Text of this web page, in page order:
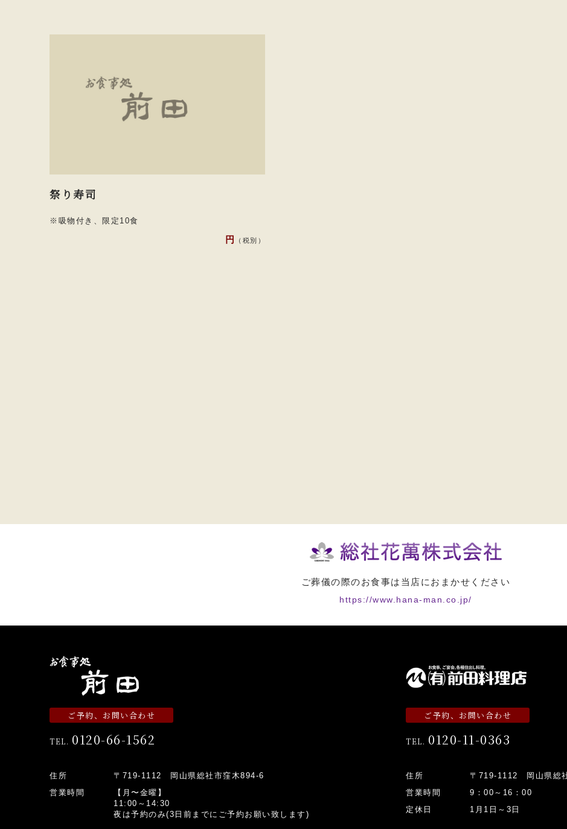
祭り寿司
※吸物付き、限定10食
円 （税別）
ご葬儀の際のお食事は当店におまかせください
https://www.hana-man.co.jp/
ご予約、お問い合わせ
TEL. 0120-66-1562
住所
〒719-1112 岡山県総社市窪木894-6
営業時間
【月〜金曜】
11:00～14:30
夜は予約のみ(3日前までにご予約お願い致します)
ご予約、お問い合わせ
TEL. 0120-11-0363
住所
〒719-1112 岡山県総
営業時間
9：00～16：00
定休日
1月1日～3日